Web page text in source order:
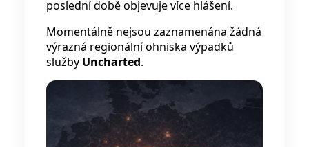
poslední době objevuje více hlášení.
Momentálně nejsou zaznamenána žádná
výrazná regionální ohniska výpadků
služby Uncharted.